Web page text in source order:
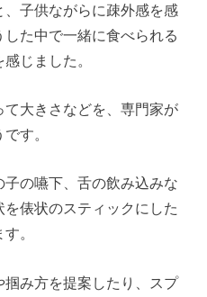
子供ながらに疎外感を感
した中で一緒に食べられる
じました。
て大きさなどを、専門家が
す。
の嚥下、舌の飲み込みな
俵状のスティックにした
。
み方を提案したり、スプ